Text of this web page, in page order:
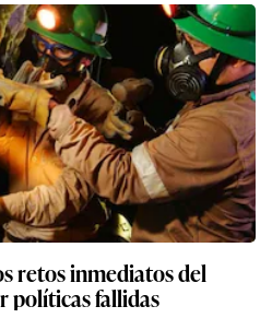
retos inmediatos del
políticas fallidas